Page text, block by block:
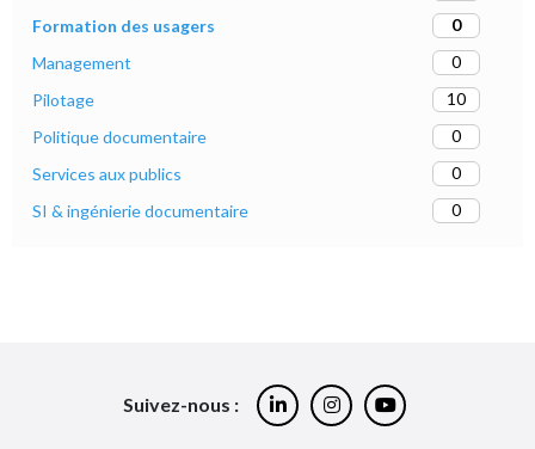
Formation des usagers
0
Management
0
Pilotage
10
Politique documentaire
0
Services aux publics
0
SI & ingénierie documentaire
0
Suivez-nous :